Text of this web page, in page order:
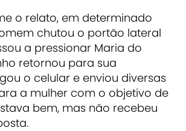
o relato, em determinado
chutou o portão lateral
a pressionar Maria do
retornou para sua
o celular e enviou diversas
a mulher com o objetivo de
bem, mas não recebeu